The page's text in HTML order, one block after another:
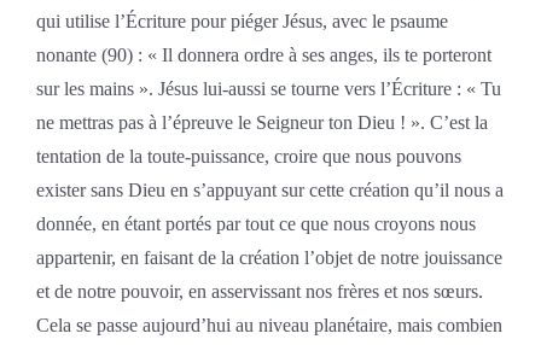
qui utilise l’Écriture pour piéger Jésus, avec le psaume
nonante (90) : « Il donnera ordre à ses anges, ils te porteront
sur les mains ». Jésus lui-aussi se tourne vers l’Écriture : « Tu
ne mettras pas à l’épreuve le Seigneur ton Dieu ! ». C’est la
tentation de la toute-puissance, croire que nous pouvons
exister sans Dieu en s’appuyant sur cette création qu’il nous a
donnée, en étant portés par tout ce que nous croyons nous
appartenir, en faisant de la création l’objet de notre jouissance
et de notre pouvoir, en asservissant nos frères et nos sœurs.
Cela se passe aujourd’hui au niveau planétaire, mais combien